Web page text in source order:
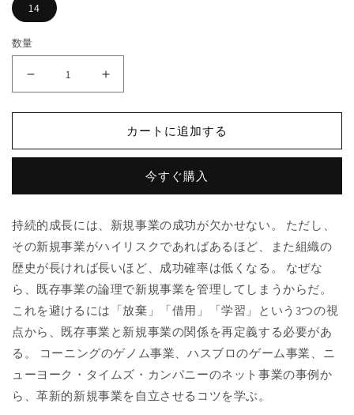
14
数量
業
自
さ
せ
る
法
の
数
量
を
減
ら
「問
業
自
立
さ
せ
る
法
の
数
量
を
増
や
カートに追加する
今すぐ購入
持続的成長には、新規事業の成功が欠かせない。 ただし、
その新規事業がハイリスクであればあるほど、また組織の
歴史が長ければ長いほど、成功確率は低くなる。 なぜな
ら、既存事業の論理で新規事業を管理してしまうからだ。
これを避けるには「放棄」「借用」「学習」という3つの視
点から、既存事業と新規事業の関係を再定義する必要があ
る。 コーニングのゲノム事業、ハスブロのゲーム事業、ニ
ューヨーク・タイムズ・カンパニーのネット事業の事例か
ら、革新的新規事業を自立させるコツを学ぶ。